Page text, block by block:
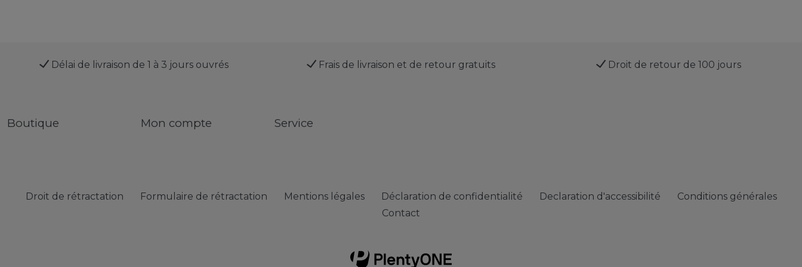
Délai de livraison de 1 à 3 jours ouvrés Frais de livraison et de retour gratuits Droit de retour de 100 jours
Boutique Mon compte Service
Droit de rétractation Formulaire de rétractation Mentions légales Déclaration de confidentialité Declaration d'accessibilité
Conditions générales
Contact